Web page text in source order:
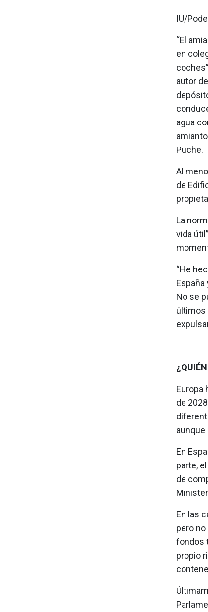
IU/
“El
en
autor
agua
Puche.
Al
de
La
vida
“He
España
No se
últimos
Europa
de
aunque
En
parte,
de
En las
pero
fondos
propio